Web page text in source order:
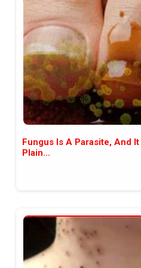
аудитория,
прозрачност и
наша страна.
новините
пълния си
Fungus Is A Parasite, And
Plain...